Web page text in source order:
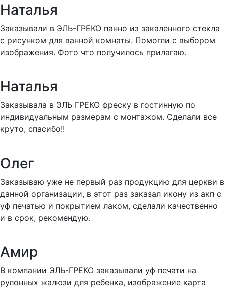
Наталья
Заказывали в ЭЛЬ-ГРЕКО панно из закаленного стекла
с рисунком для ванной комнаты. Помогли с выбором
изображения. Фото что получилось прилагаю.
Наталья
Заказывала в ЭЛЬ ГРЕКО фреску в гостинную по
индивидуальным размерам с монтажом. Сделали все
круто, спасибо!!
Олег
Заказываю уже не первый раз продукцию для церкви в
данной организации, в этот раз заказал икону из акп с
уф печатью и покрытием лаком, сделали качественно
и в срок, рекомендую.
Амир
В компании ЭЛЬ-ГРЕКО заказывали уф печати на
рулонных жалюзи для ребенка, изображение карта